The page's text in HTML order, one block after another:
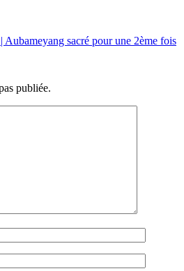
sacré pour une 2ème fois
publiée.